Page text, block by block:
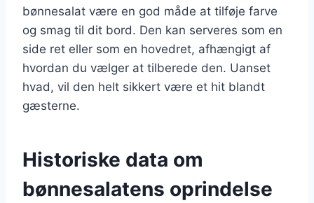
bønnesalat være en god måde at tilføje farve
og smag til dit bord. Den kan serveres som en
side ret eller som en hovedret, afhængigt af
hvordan du vælger at tilberede den. Uanset
hvad, vil den helt sikkert være et hit blandt
gæsterne.
Historiske data om
bønnesalatens oprindelse